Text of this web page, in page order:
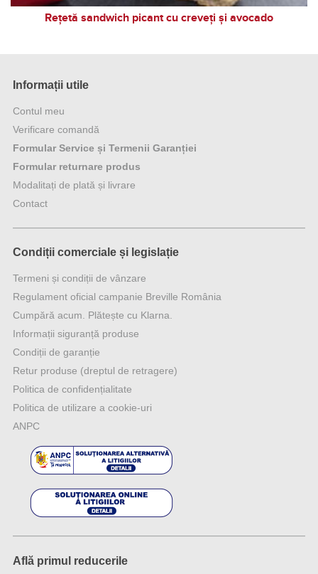
Rețetă sandwich picant cu creveți și avocado
Informații utile
Contul meu
Verificare comandă
Formular Service și Termenii Garanției
Formular returnare produs
Modalitați de plată și livrare
Contact
Condiții comerciale și legislație
Termeni și condiții de vânzare
Regulament oficial campanie Breville România
Cumpără acum. Plătește cu Klarna.
Informații siguranță produse
Condiții de garanție
Retur produse (dreptul de retragere)
Politica de confidențialitate
Politica de utilizare a cookie-uri
ANPC
Află primul reducerile